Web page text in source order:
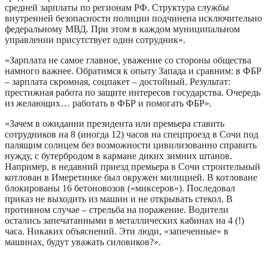
средней зарплаты по регионам РФ. Структура службы
внутренней безопасности полиции подчинена исключительно
федеральному МВД. При этом в каждом муниципальном
управлении присутствует один сотрудник».
«Зарплата не самое главное, уважение со стороны общества
намного важнее. Обратимся к опыту Запада и сравним: в ФБР
– зарплата скромная, соцпакет – достойный. Результат:
престижная работа по защите интересов государства. Очередь
из желающих… работать в ФБР и помогать ФБР».
«Зачем в ожидании президента или премьера ставить
сотрудников на 8 (иногда 12) часов на спецпроезд в Сочи под
палящим солнцем без возможности цивилизованно справить
нужду, с бутербродом в кармане диких зимних штанов.
Например, в недавний приезд премьера в Сочи строительный
котлован в Имеретинке был окружен милицией. В котловане
блокированы 16 бетоновозов («миксеров»). Последовал
приказ не выходить из машин и не открывать стекол. В
противном случае – стрельба на поражение. Водители
остались запечатанными в металлических кабинах на 4 (!)
часа. Никаких объяснений. Эти люди, «запеченные» в
машинах, будут уважать силовиков?».